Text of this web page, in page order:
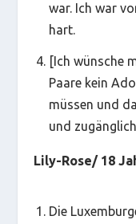
war. Ich war
hart.
[Ich wünsche
Paare kein
müssen und
und
Lily-Rose/ 18
Die